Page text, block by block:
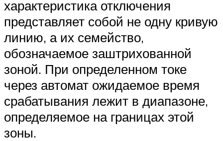
характеристика отключения
представляет собой не одну кривую
линию, а их семейство,
обозначаемое заштрихованной
зоной. При определенном токе
через автомат ожидаемое время
срабатывания лежит в диапазоне,
определяемое на границах этой
зоны.